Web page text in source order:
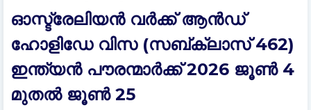
ഓസ്ട്രേലിയൻ വർക്ക് ആൻഡ്
ഹോളിഡേ വിസ (സബ്‌ക്ലാസ് 462)
ഇന്ത്യൻ പൗരന്മാർക്ക് 2026 ജൂൺ 4
മുതൽ ജൂൺ 25